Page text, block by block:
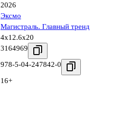
2026
Эксмо
Магистраль. Главный тренд
4x12.6x20
3164969
978-5-04-247842-0
16+